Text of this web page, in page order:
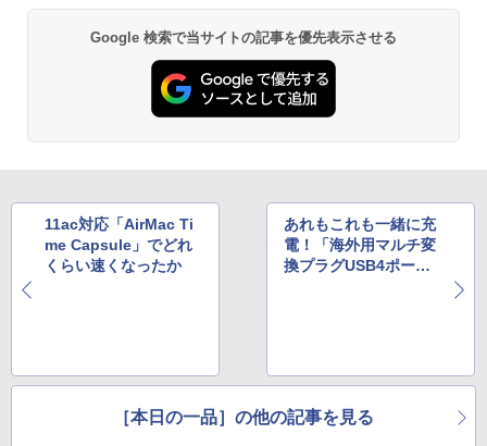
Google 検索で当サイトの記事を優先表示させる
11ac対応「AirMac Ti
me Capsule」でどれ
くらい速くなったか
あれもこれも一緒に充
電！「海外用マルチ変
換プラグUSB4ポー
［本日の一品］の他の記事を見る